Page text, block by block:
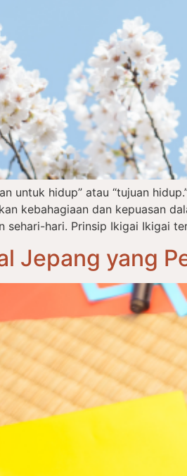
untuk hidup” atau “tujuan
kebahagiaan dan kepuasan
sehari-hari. Prinsip Ikigai Ikigai
Jepang yang